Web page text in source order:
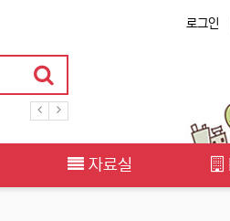
로그인
자료실